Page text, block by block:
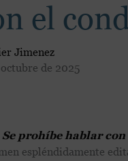
el
Jimenez
de 2025
Se prohíbe hablar
espléndidamente